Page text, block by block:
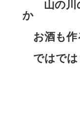
山の川の
か
お酒も作
ではでは